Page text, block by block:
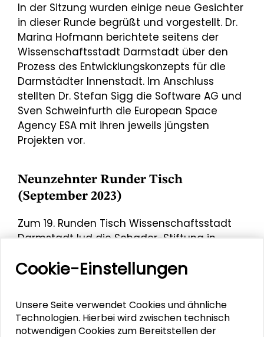
In der Sitzung wurden einige neue Gesichter
in dieser Runde begrüßt und vorgestellt. Dr.
Marina Hofmann berichtete seitens der
Wissenschaftsstadt Darmstadt über den
Prozess des Entwicklungskonzepts für die
Darmstädter Innenstadt. Im Anschluss
stellten Dr. Stefan Sigg die Software AG und
Sven Schweinfurth die European Space
Agency ESA mit ihren jeweils jüngsten
Projekten vor.
Neunzehnter Runder Tisch
(September 2023)
Zum 19. Runden Tisch Wissenschaftsstadt
Darmstadt lud die Schader-Stiftung in
Wissenschaftsstadt Darmstadt,Hanno Benz
und der Präsidentin der Technischen
am 25. September ins Wissenschaftsschloß,
das historische Residenzschloss Darmstadt,
Cookie-Einstellungen
Unsere Seite verwendet Cookies und ähnliche
Technologien. Hierbei wird zwischen technisch
notwendigen Cookies zum Bereitstellen der